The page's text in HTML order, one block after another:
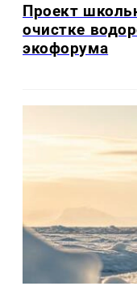
Проект
очистке
экофорума